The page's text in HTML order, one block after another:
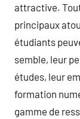
attractive. Tout
principaux
étudiants
semble, leur
études, leur
formation
gamme de